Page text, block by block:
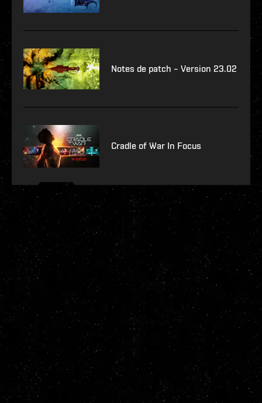
Notes de patch – Version 23.02
Cradle of War In Focus